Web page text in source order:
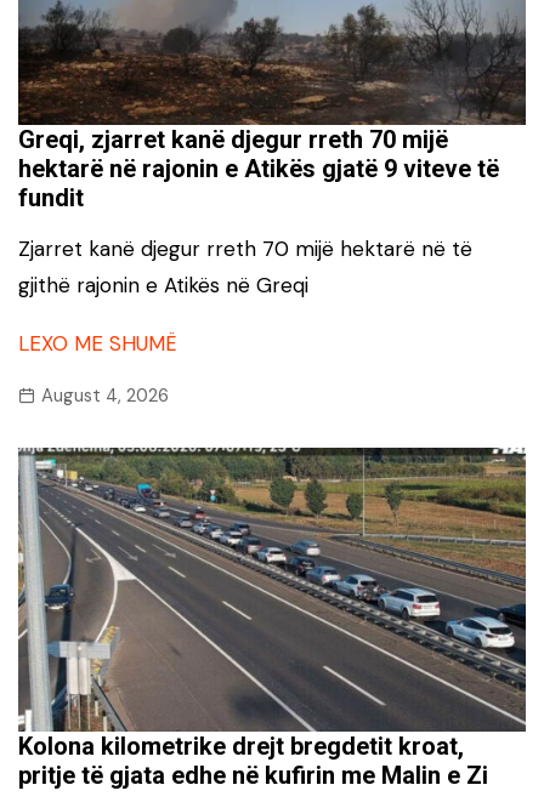
Greqi, zjarret kanë djegur rreth 70 mijë
hektarë në rajonin e Atikës gjatë 9 viteve të
fundit
Zjarret kanë djegur rreth 70 mijë hektarë në të
gjithë rajonin e Atikës në Greqi
LEXO ME SHUMË
August 4, 2026
Kolona kilometrike drejt bregdetit kroat,
pritje të gjata edhe në kufirin me Malin e Zi